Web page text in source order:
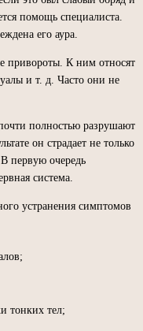
помощь специалиста.
его аура.
К ним относят
и т. д. Часто они не
полностью разрушают
он страдает не только
первую очередь
система.
устранения симптомов
тонких тел;